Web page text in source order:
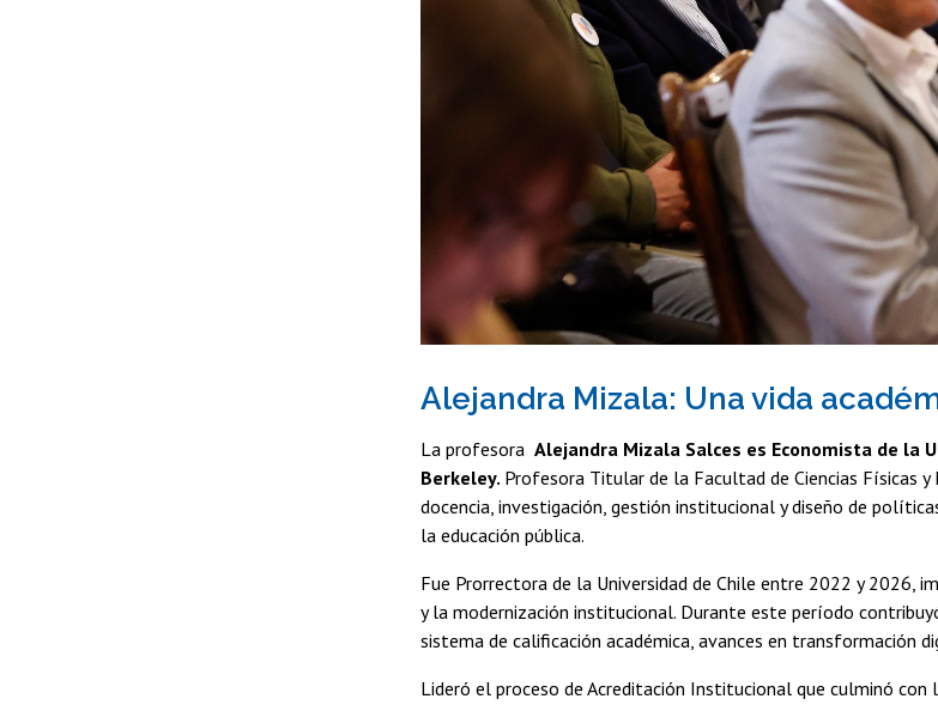
Alejandra Mizala: Una vida
La profesora Alejandra Mizala Salces es Economista de la
Berkeley. Profesora Titular de la Facultad de Ciencias Físicas
docencia, investigación, gestión institucional y diseño de
la educación pública.
Fue Prorrectora de la Universidad de Chile entre 2022 y 2026,
y la modernización institucional. Durante este período
sistema de calificación académica, avances en transformación
Lideró el proceso de Acreditación Institucional que culminó